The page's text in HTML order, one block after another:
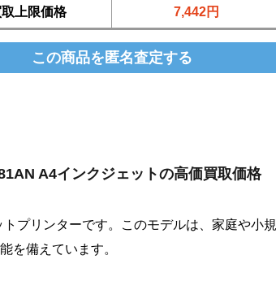
取上限価格 7,442円
A4インクジェットの高価買取価格
プリンターです。このモデルは、家庭や小規
を備えています。